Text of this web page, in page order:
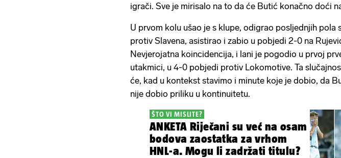
igrači. Sve je mirisalo na to da će Butić konačno doći
U prvom kolu ušao je s klupe, odigrao posljednjih pola
protiv Slavena, asistirao i zabio u pobjedi 2-0 na
Nevjerojatna koincidencija, i lani je pogodio u prvoj
utakmici, u 4-0 pobjedi protiv Lokomotive. Ta
će, kad u kontekst stavimo i minute koje je dobio, da
nije dobio priliku u kontinuitetu.
ŠTO VI MISLITE?
ANKETA Riječani su već na osam
bodova zaostatka za vrhom
HNL-a. Mogu li zadržati titulu?